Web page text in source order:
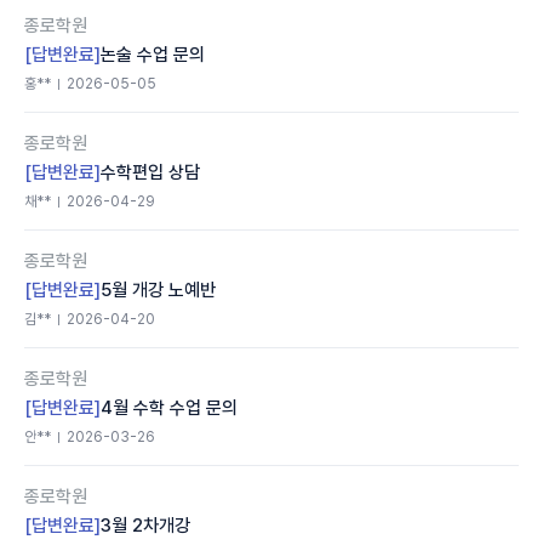
종로학원
[답변완료]논술 수업 문의
홍** 2026-05-05
종로학원
[답변완료]수학편입 상담
채** 2026-04-29
종로학원
[답변완료] 5월 개강 노예반
김** 2026-04-20
종로학원
[답변완료] 4월 수학 수업 문의
안** 2026-03-26
종로학원
[답변완료]3월 2차개강